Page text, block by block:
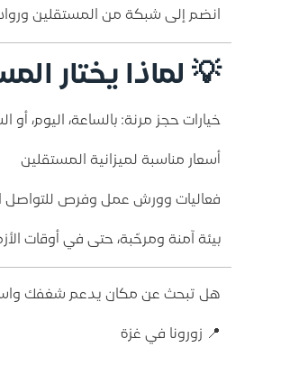
انضم إلى شبكة من المستقلين
💡 لماذا يختار
خيارات حجز مرنة: بالساعة، اليوم، أو
أسعار مناسبة لميزانية المستقلين
فعاليات وورش عمل وفرص للتواصل
بيئة آمنة ومرحّبة، حتى في أوقات
هل تبحث عن مكان يدعم شغفك
📍 زورونا في غزة